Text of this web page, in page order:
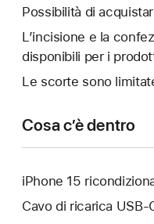
Possibilità di
L’incisione e la
disponibili per i
Le scorte sono
Cosa c’è dentro
iPhone 15
Cavo di ricarica USB-